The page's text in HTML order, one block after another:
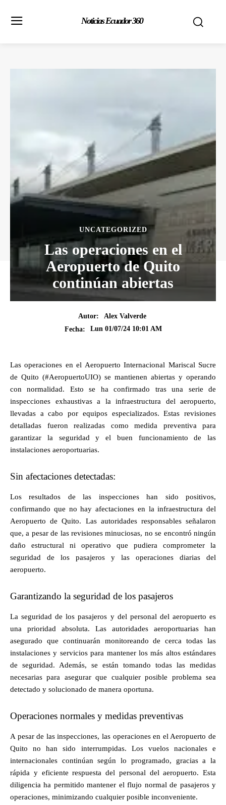
Noticias Ecuador 360
UNCATEGORIZED
Las operaciones en el
Aeropuerto de Quito
continúan abiertas
Autor:
Alex Valverde
Fecha:
Lun 01/07/24 10:01 AM
Las operaciones en el Aeropuerto Internacional Mariscal Sucre
de Quito (#AeropuertoUIO) se mantienen abiertas y operando
con normalidad. Esto se ha confirmado tras una serie de
inspecciones exhaustivas a la infraestructura del aeropuerto,
llevadas a cabo por equipos especializados. Estas revisiones
detalladas fueron realizadas como medida preventiva para
garantizar la seguridad y el buen funcionamiento de las
instalaciones aeroportuarias.
Sin afectaciones detectadas:
Los resultados de las inspecciones han sido positivos,
confirmando que no hay afectaciones en la infraestructura del
Aeropuerto de Quito. Las autoridades responsables señalaron
que, a pesar de las revisiones minuciosas, no se encontró ningún
daño estructural ni operativo que pudiera comprometer la
seguridad de los pasajeros y las operaciones diarias del
aeropuerto.
Garantizando la seguridad de los pasajeros
La seguridad de los pasajeros y del personal del aeropuerto es
una prioridad absoluta. Las autoridades aeroportuarias han
asegurado que continuarán monitoreando de cerca todas las
instalaciones y servicios para mantener los más altos estándares
de seguridad. Además, se están tomando todas las medidas
necesarias para asegurar que cualquier posible problema sea
detectado y solucionado de manera oportuna.
Operaciones normales y medidas preventivas
A pesar de las inspecciones, las operaciones en el Aeropuerto de
Quito no han sido interrumpidas. Los vuelos nacionales e
internacionales continúan según lo programado, gracias a la
rápida y eficiente respuesta del personal del aeropuerto. Esta
diligencia ha permitido mantener el flujo normal de pasajeros y
operaciones, minimizando cualquier posible inconveniente.